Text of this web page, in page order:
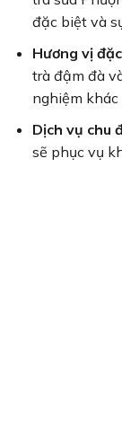
đặc biệt và
Hương vị
trà đậm đà
nghiệm khác
Dịch vụ chu
sẽ phục vụ